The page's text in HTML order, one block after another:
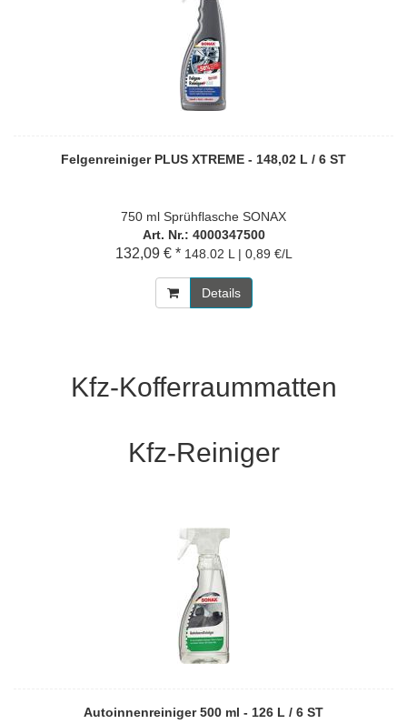
Felgenreiniger PLUS XTREME - 148,02 L / 6 ST
750 ml Sprühflasche SONAX
Art. Nr.: 4000347500
132,09 € * 148.02 L | 0,89 €/L
Details
Kfz-Kofferraummatten
Kfz-Reiniger
Autoinnenreiniger 500 ml - 126 L / 6 ST